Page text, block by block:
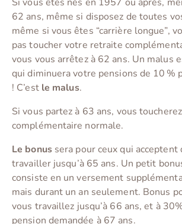
62 ans, même si disposez de toutes
même si vous êtes “carrière longue”,
pas toucher votre retraite
vous vous arrêtez à 62 ans. Un malus
qui diminuera votre pensions de 10 %
! C’est le malus.
Si vous partez à 63 ans, vous
complémentaire normale.
Le bonussera pour ceux qui acceptent
travailler jusqu’à 65 ans. Un petit
consiste en un versement
mais durant un an seulement. Bonus
vous travaillez jusqu’à 66 ans, et à
pension demandée à 67 ans.